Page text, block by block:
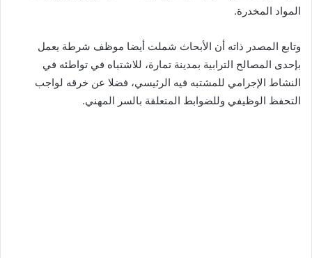
المواد المخدرة.
وتابع المصدر ذاته أن الأبحاث شملت أيضا موظف شرطة يعمل
بإحدى المصالح الترابية بمدينة تمارة، للاشتباه في تواطئه في
النشاط الإجرامي للمشتبه فيه الرئيسي، فضلا عن خرقه لواجب
التحفظ الوظيفي وللضوابط المتعلقة بالسر المهني.